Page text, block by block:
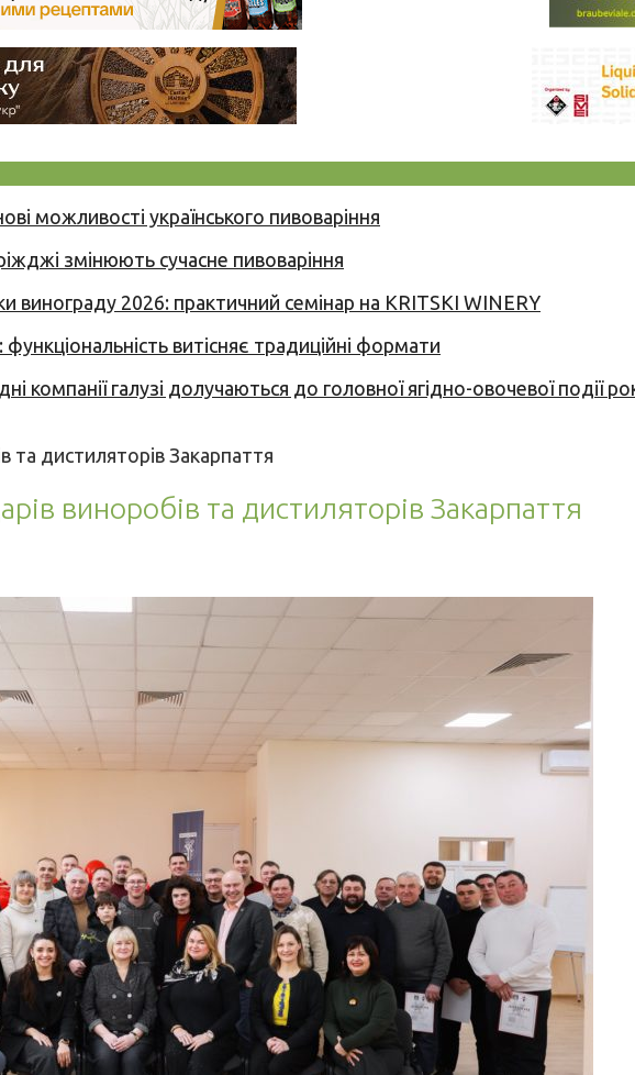
можливості українського пивоваріння
змінюють сучасне пивоваріння
винограду 2026: практичний семінар на KRITSKI WINERY
витісняє традиційні формати
компанії галузі долучаються до головної ягідно-овочевої події
та дистиляторів Закарпаття
виноробів та дистиляторів Закарпаття